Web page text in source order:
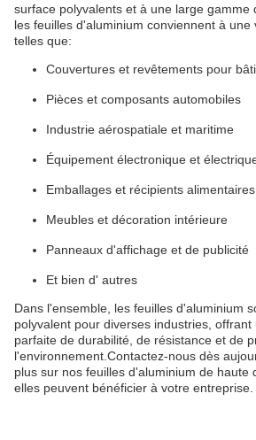
surface polyvalents et à une large gamme
les feuilles d'aluminium conviennent à
telles que:
Couvertures et revêtements pour
Pièces et composants automobiles
Industrie aérospatiale et maritime
Équipement électronique et
Emballages et récipients alimentaires
Meubles et décoration intérieure
Panneaux d'affichage et de publicité
Et bien d' autres
Dans l'ensemble, les feuilles d'aluminium
polyvalent pour diverses industries, offrant
parfaite de durabilité, de résistance et de
l'environnement.Contactez-nous dès
plus sur nos feuilles d'aluminium de haute
elles peuvent bénéficier à votre entreprise.